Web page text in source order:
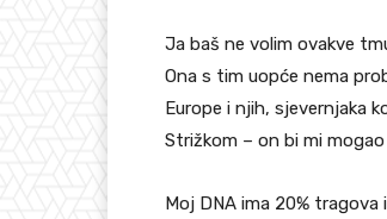
Ja baš ne volim ovakve
Ona s tim uopće nema
Europe i njih, sjevernjaka
Strižkom – on bi mi
Moj DNA ima 20%